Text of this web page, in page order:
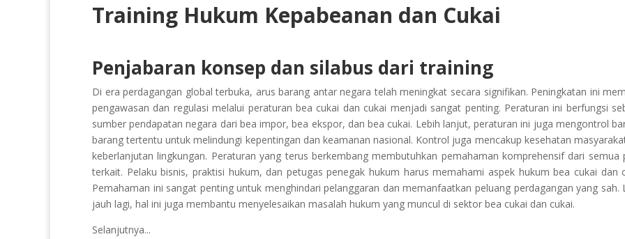
Training Hukum Kepabeanan dan Cukai
Penjabaran konsep dan silabus dari training
Di era perdagangan global terbuka, arus barang antar negara telah meningkat secara signifikan. Peningkatan ini
pengawasan dan regulasi melalui peraturan bea cukai dan cukai menjadi sangat penting. Peraturan ini berfungsi
sumber pendapatan negara dari bea impor, bea ekspor, dan bea cukai. Lebih lanjut, peraturan ini juga mengontrol
barang tertentu untuk melindungi kepentingan dan keamanan nasional. Kontrol juga mencakup kesehatan
keberlanjutan lingkungan. Peraturan yang terus berkembang membutuhkan pemahaman komprehensif dari semua
terkait. Pelaku bisnis, praktisi hukum, dan petugas penegak hukum harus memahami aspek hukum bea cukai dan
Pemahaman ini sangat penting untuk menghindari pelanggaran dan memanfaatkan peluang perdagangan yang sah.
jauh lagi, hal ini juga membantu menyelesaikan masalah hukum yang muncul di sektor bea cukai dan cukai.
Selanjutnya...